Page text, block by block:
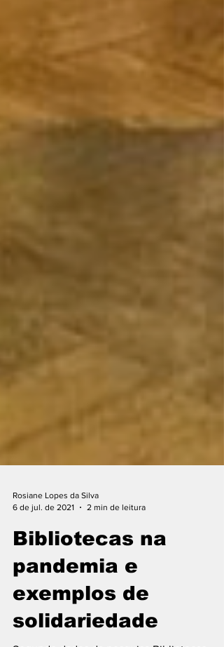
Rosiane Lopes da Silva
6 de jul. de 2021
2 min de leitura
Bibliotecas na
pandemia e